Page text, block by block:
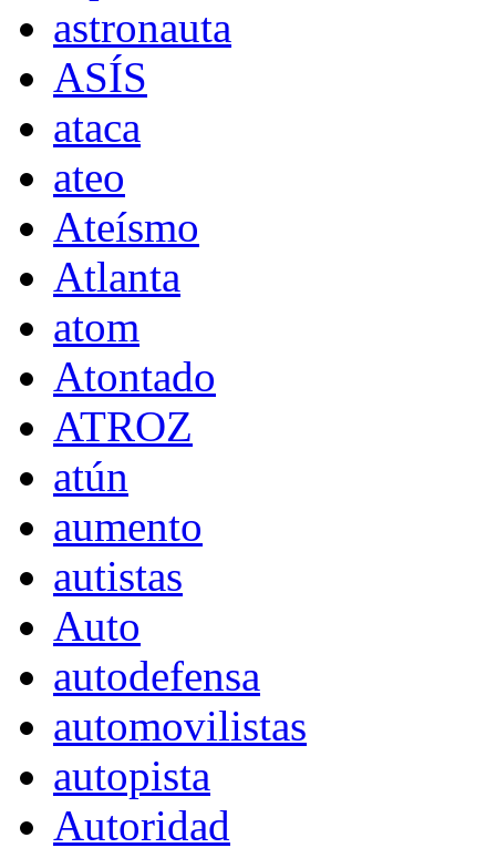
astronauta
ASÍS
ataca
ateo
Ateísmo
Atlanta
atom
Atontado
ATROZ
atún
aumento
autistas
Auto
autodefensa
automovilistas
autopista
Autoridad